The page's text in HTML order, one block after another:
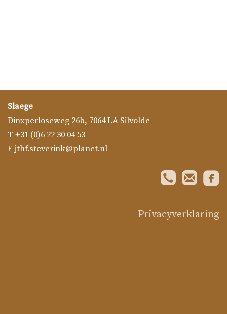
Slaege
Dinxperloseweg 26b, 7064 LA Silvolde
T+31 (0)6 22 30 04 53
E jthf.steverink@planet.nl

Privacyverklaring